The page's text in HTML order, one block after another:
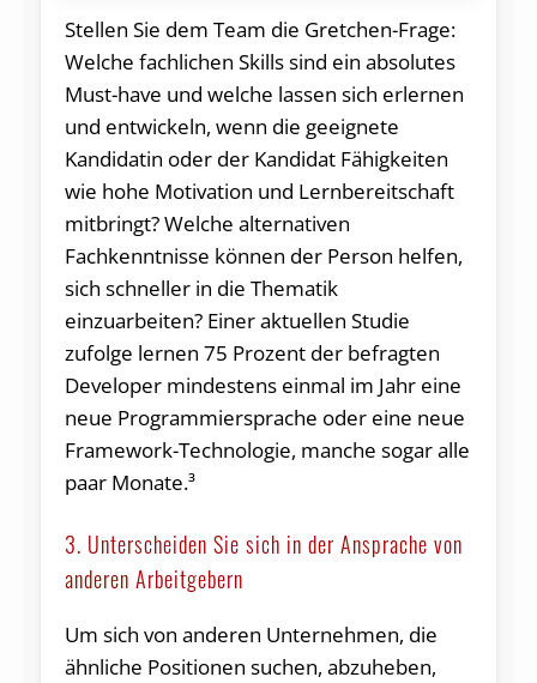
Stellen Sie dem Team die Gretchen-Frage:
Welche fachlichen Skills sind ein absolutes
Must-have und welche lassen sich erlernen
und entwickeln, wenn die geeignete
Kandidatin oder der Kandidat Fähigkeiten
wie hohe Motivation und Lernbereitschaft
mitbringt? Welche alternativen
Fachkenntnisse können der Person helfen,
sich schneller in die Thematik
einzuarbeiten? Einer aktuellen Studie
zufolge lernen 75 Prozent der befragten
Developer mindestens einmal im Jahr eine
neue Programmiersprache oder eine neue
Framework-Technologie, manche sogar alle
paar Monate.³
3. Unterscheiden Sie sich in der Ansprache von
anderen Arbeitgebern
Um sich von anderen Unternehmen, die
ähnliche Positionen suchen, abzuheben,